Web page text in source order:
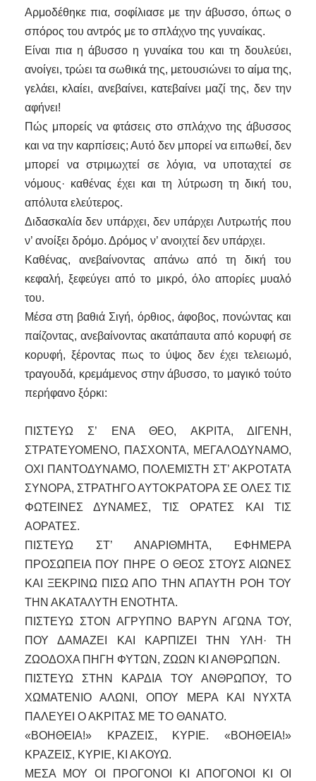
Αρμοδέθηκε πια, σοφίλιασε με την άβυσσο, όπως ο
σπόρος του αντρός με το σπλάχνο της γυναίκας.
Είναι πια η άβυσσο η γυναίκα του και τη δουλεύει,
ανοίγει, τρώει τα σωθικά της, μετουσιώνει το αίμα της,
γελάει, κλαίει, ανεβαίνει, κατεβαίνει μαζί της, δεν την
αφήνει!
Πώς μπορείς να φτάσεις στο σπλάχνο της άβυσσος
και να την καρπίσεις; Αυτό δεν μπορεί να ειπωθεί, δεν
μπορεί να στριμωχτεί σε λόγια, να υποταχτεί σε
νόμους· καθένας έχει και τη λύτρωση τη δική του,
απόλυτα ελεύτερος.
Διδασκαλία δεν υπάρχει, δεν υπάρχει Λυτρωτής που
ν’ ανοίξει δρόμο. Δρόμος ν’ ανοιχτεί δεν υπάρχει.
Καθένας, ανεβαίνοντας απάνω από τη δική του
κεφαλή, ξεφεύγει από το μικρό, όλο απορίες μυαλό
του.
Μέσα στη βαθιά Σιγή, όρθιος, άφοβος, πονώντας και
παίζοντας, ανεβαίνοντας ακατάπαυτα από κορυφή σε
κορυφή, ξέροντας πως το ύψος δεν έχει τελειωμό,
τραγουδά, κρεμάμενος στην άβυσσο, το μαγικό τούτο
περήφανο ξόρκι:
ΠΙΣΤΕΥΩ Σ’ ΕΝΑ ΘΕΟ, ΑΚΡΙΤΑ, ΔΙΓΕΝΗ,
ΣΤΡΑΤΕΥΟΜΕΝΟ, ΠΑΣΧΟΝΤΑ, ΜΕΓΑΛΟΔΥΝΑΜΟ,
ΟΧΙ ΠΑΝΤΟΔΥΝΑΜΟ, ΠΟΛΕΜΙΣΤΗ ΣΤ’ ΑΚΡΟΤΑΤΑ
ΣΥΝΟΡΑ, ΣΤΡΑΤΗΓΟ ΑΥΤΟΚΡΑΤΟΡΑ ΣΕ ΟΛΕΣ ΤΙΣ
ΦΩΤΕΙΝΕΣ ΔΥΝΑΜΕΣ, ΤΙΣ ΟΡΑΤΕΣ ΚΑΙ ΤΙΣ
ΑΟΡΑΤΕΣ.
ΠΙΣΤΕΥΩ ΣΤ’ ΑΝΑΡΙΘΜΗΤΑ, ΕΦΗΜΕΡΑ
ΠΡΟΣΩΠΕΙΑ ΠΟΥ ΠΗΡΕ Ο ΘΕΟΣ ΣΤΟΥΣ ΑΙΩΝΕΣ
ΚΑΙ ΞΕΚΡΙΝΩ ΠΙΣΩ ΑΠΟ ΤΗΝ ΑΠΑΥΤΗ ΡΟΗ ΤΟΥ
ΤΗΝ ΑΚΑΤΑΛΥΤΗ ΕΝΟΤΗΤΑ.
ΠΙΣΤΕΥΩ ΣΤΟΝ ΑΓΡΥΠΝΟ ΒΑΡΥΝ ΑΓΩΝΑ ΤΟΥ,
ΠΟΥ ΔΑΜΑΖΕΙ ΚΑΙ ΚΑΡΠΙΖΕΙ ΤΗΝ ΥΛΗ· ΤΗ
ΖΩΟΔΟΧΑ ΠΗΓΗ ΦΥΤΩΝ, ΖΩΩΝ ΚΙ ΑΝΘΡΩΠΩΝ.
ΠΙΣΤΕΥΩ ΣΤΗΝ ΚΑΡΔΙΑ ΤΟΥ ΑΝΘΡΩΠΟΥ, ΤΟ
ΧΩΜΑΤΕΝΙΟ ΑΛΩΝΙ, ΟΠΟΥ ΜΕΡΑ ΚΑΙ ΝΥΧΤΑ
ΠΑΛΕΥΕΙ Ο ΑΚΡΙΤΑΣ ΜΕ ΤΟ ΘΑΝΑΤΟ.
«ΒΟΗΘΕΙΑ!» ΚΡΑΖΕΙΣ, ΚΥΡΙΕ. «ΒΟΗΘΕΙΑ!»
ΚΡΑΖΕΙΣ, ΚΥΡΙΕ, ΚΙ ΑΚΟΥΩ.
ΜΕΣΑ ΜΟΥ ΟΙ ΠΡΟΓΟΝΟΙ ΚΙ ΑΠΟΓΟΝΟΙ ΚΙ ΟΙ